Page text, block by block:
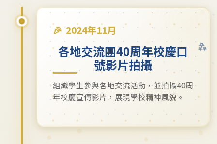
2024年11月
各地交流團40周年校慶口
號影片拍攝
組織學生參與各地交流活動，並拍攝40周
年校慶宣傳影片，展現學校精神風貌。